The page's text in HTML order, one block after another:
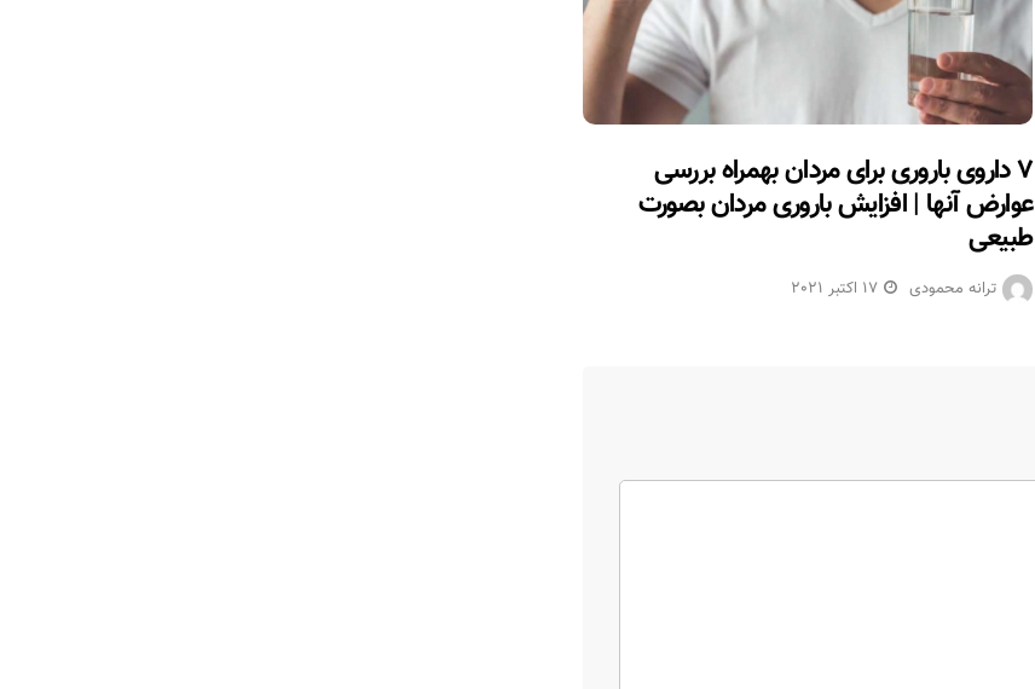
۷ داروی باروری برای مردان بهمراه بررسی
عوارض آنها | افزایش باروری مردان بصورت
طبیعی
ترانه محمودی 17 اکتبر 2021